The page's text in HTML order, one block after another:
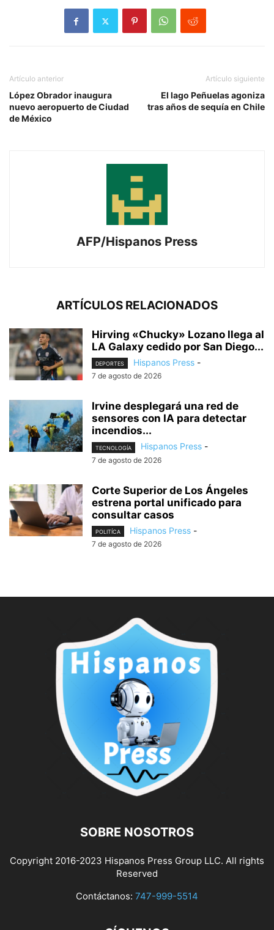
Artículo anterior
López Obrador inaugura
nuevo aeropuerto de Ciudad
de México
Artículo siguiente
El lago Peñuelas agoniza
tras años de sequía en Chile
AFP/Hispanos Press
ARTÍCULOS RELACIONADOS
Hirving «Chucky» Lozano llega al
LA Galaxy cedido por San Diego...
DEPORTES Hispanos Press -
7 de agosto de 2026
Irvine desplegará una red de
sensores con IA para detectar
incendios...
TECNOLOGÍA Hispanos Press -
7 de agosto de 2026
Corte Superior de Los Ángeles
estrena portal unificado para
consultar casos
POLITÍCA Hispanos Press -
7 de agosto de 2026
SOBRE NOSOTROS
Copyright 2016-2023 Hispanos Press Group LLC. All rights
Reserved
Contáctanos: 747-999-5514